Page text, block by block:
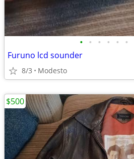
• • • • • •
Furuno lcd sounder
8/3 Modesto
$500